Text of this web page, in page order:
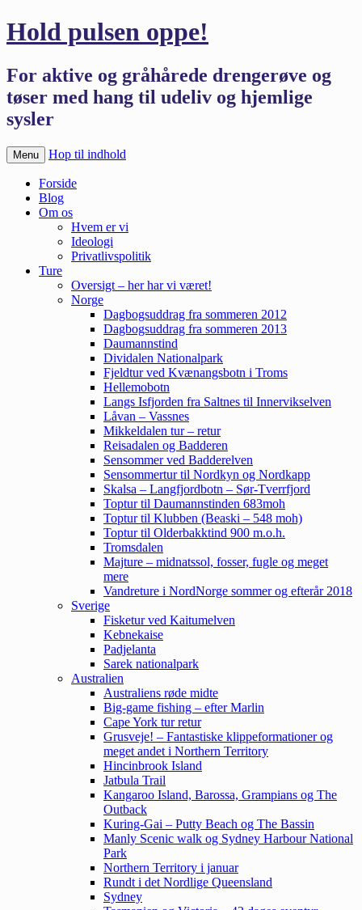
Hold pulsen oppe!
For aktive og gråhårede drengerøve og
tøser med hang til udeliv og hjemlige
sysler
Menu Hop til indhold
Forside
Blog
Om os
Hvem er vi
Ideologi
Privatlivspolitik
Ture
Oversigt – her har vi været!
Norge
Dagbogsuddrag fra sommeren 2012
Dagbogsuddrag fra sommeren 2013
Daumannstind
Dividalen Nationalpark
Fjeldtur ved Kvænangsbotn i Troms
Hellemobotn
Langs Isfjorden fra Saltnes til Innervikselven
Låvan – Vassnes
Mikkeldalen tur – retur
Reisadalen og Badderen
Sensommer ved Badderelven
Sensommertur til Nordkyn og Nordkapp
Skalsa – Langfjordbotn – Sør-Tverrfjord
Toptur til Daumannstinden 683moh
Toptur til Klubben (Beaski – 548 moh)
Toptur til Olderbakktind 900 m.o.h.
Tromsdalen
Majture – midnatssol, fosser, fugle og meget
mere
Vandreture i NordNorge sommer og efterår 2018
Sverige
Fisketur ved Kaitumelven
Kebnekaise
Padjelanta
Sarek nationalpark
Australien
Australiens røde midte
Big-game fishing – efter Marlin
Cape York tur retur
Grusveje! – Fantastiske klippeformationer og
meget andet i Northern Territory
Hincinbrook Island
Jatbula Trail
Kangaroo Island, Barossa, Grampians og The
Outback
Kuring-Gai – Putty Beach og The Bassin
Manly Scenic walk og Sydney Harbour National
Park
Northern Territory i januar
Rundt i det Nordlige Queensland
Sydney